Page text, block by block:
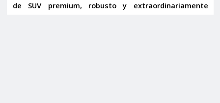
de SUV premium, robusto y extraordinariamente